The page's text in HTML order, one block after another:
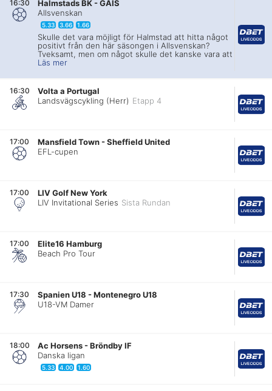
16:30 Halmstads BK -GAIS
Allsvenskan
5.33 3.66 1.66
Skulle det vara möjligt för Halmstad att hitta något
positivt från den här säsongen i Allsvenskan?
Tveksamt, men om något skulle det kanske vara att
Läs mer
16:30
Volta a Portugal
Landsvägscykling (Herr) Etapp 4
17:00 Mansfield Town -Sheffield United
EFL-cupen
17:00
LIV Golf New York
LIV Invitational Series Sista Rundan
17:00
Elite16 Hamburg
Beach Pro Tour
17:30 Spanien U18 -Montenegro U18
U18-VM Damer
18:00 Ac Horsens -Bröndby IF
Danska ligan
5.33 4.00 1.60